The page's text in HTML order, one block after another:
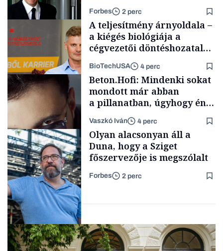
Politika
Forbes 2 perc
Content Lab HUB
A teljesítmény árnyoldala –
a kiégés biológiája a
cégvezetői döntéshozatal
BioTechUSA 4 perc
Forbes-sztori
Beton.Hofi: Mindenki sokat
mondott már abban
a pillanatban, úgyhogy én
a legsarkosabb
gondolataimat akartam
kimondani
Vaszkó Iván 4 perc
Társadalom
Olyan alacsonyan áll a
Duna, hogy a Sziget
főszervezője is megszólalt
Forbes 2 perc